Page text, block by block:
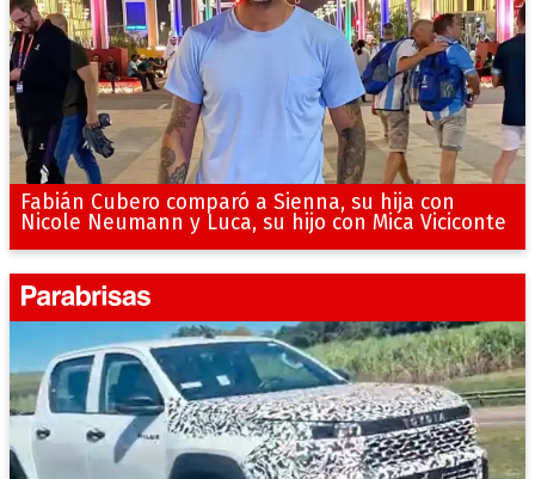
Fabián Cubero comparó a Sienna, su hija con
Nicole Neumann y Luca, su hijo con Mica Viciconte